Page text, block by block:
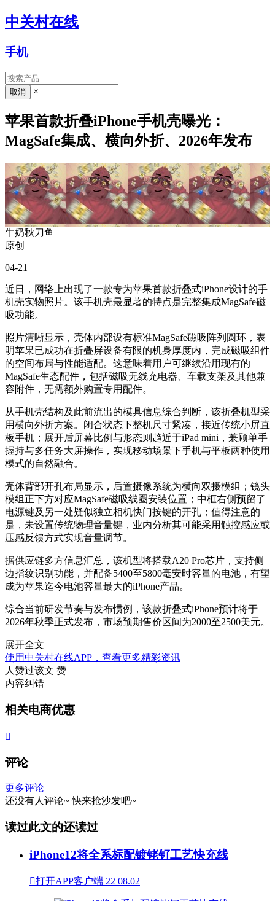
中关村在线
手机
×
苹果首款折叠iPhone手机壳曝光：
MagSafe集成、横向外折、2026年发布
牛奶秋刀鱼
原创
04-21
近日，网络上出现了一款专为苹果首款折叠式iPhone设计的手
机壳实物照片。该手机壳最显著的特点是完整集成MagSafe磁
吸功能。
照片清晰显示，壳体内部设有标准MagSafe磁吸阵列圆环，表
明苹果已成功在折叠屏设备有限的机身厚度内，完成磁吸组件
的空间布局与性能适配。这意味着用户可继续沿用现有的
MagSafe生态配件，包括磁吸无线充电器、车载支架及其他兼
容附件，无需额外购置专用配件。
从手机壳结构及此前流出的模具信息综合判断，该折叠机型采
用横向外折方案。闭合状态下整机尺寸紧凑，接近传统小屏直
板手机；展开后屏幕比例与形态则趋近于iPad mini，兼顾单手
握持与多任务大屏操作，实现移动场景下手机与平板两种使用
模式的自然融合。
壳体背部开孔布局显示，后置摄像系统为横向双摄模组；镜头
模组正下方对应MagSafe磁吸线圈安装位置；中框右侧预留了
电源键及另一处疑似独立相机快门按键的开孔；值得注意的
是，未设置传统物理音量键，业内分析其可能采用触控感应或
压感反馈方式实现音量调节。
据供应链多方信息汇总，该机型将搭载A20 Pro芯片，支持侧
边指纹识别功能，并配备5400至5800毫安时容量的电池，有望
成为苹果迄今电池容量最大的iPhone产品。
综合当前研发节奏与发布惯例，该款折叠式iPhone预计将于
2026年秋季正式发布，市场预期售价区间为2000至2500美元。
展开全文
使用中关村在线APP，查看更多精彩资讯
人赞过该文 赞
内容纠错
相关电商优惠

评论
更多评论
还没有人评论~ 快来抢沙发吧~
读过此文的还读过
iPhone12将全系标配镀铑钌工艺快充线
打开APP客户端 22 08.02